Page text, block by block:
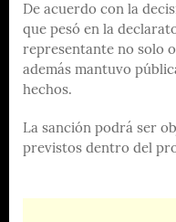
De acuerdo con la
que pesó en la
representante no solo
además mantuvo
hechos.
La sanción podrá ser
previstos dentro del